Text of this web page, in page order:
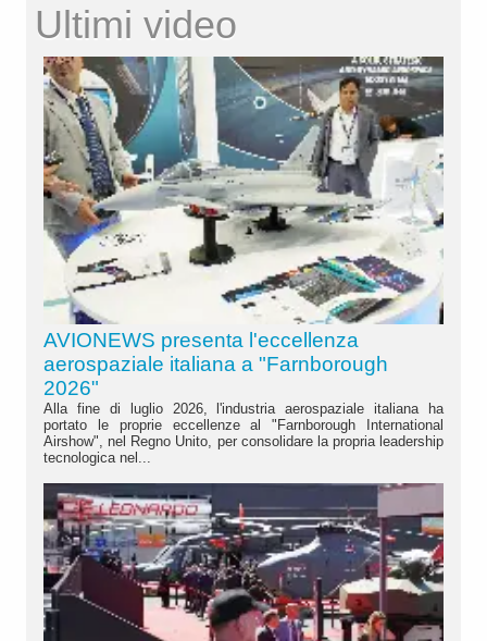
Ultimi video
AVIONEWS presenta l'eccellenza
aerospaziale italiana a "Farnborough
2026"
Alla fine di luglio 2026, l'industria aerospaziale italiana ha
portato le proprie eccellenze al "Farnborough International
Airshow", nel Regno Unito, per consolidare la propria leadership
tecnologica nel...